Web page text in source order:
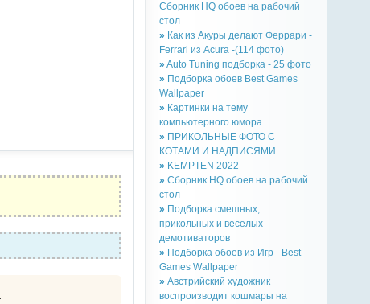
Сборник HQ обоев на рабочий
стол
» Как из Акуры делают Феррари -
Ferrari из Acura -(114 фото)
» Auto Tuning подборка - 25 фото
» Подборка обоев Best Games
Wallpaper
» Картинки на тему
компьютерного юмора
» ПРИКОЛЬНЫЕ ФОТО С
КОТАМИ И НАДПИСЯМИ
» KEMPTEN 2022
» Сборник HQ обоев на рабочий
стол
» Подборка смешных,
прикольных и веселых
демотиваторов
» Подборка обоев из Игр - Best
Games Wallpaper
» Австрийский художник
воспроизводит кошмары на